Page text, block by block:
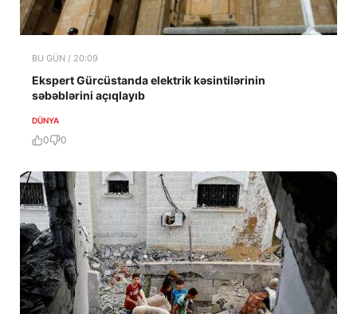
BU GÜN / 20:09
Ekspert Gürcüstanda elektrik kəsintilərinin
səbəblərini açıqlayıb
DÜNYA
0 0